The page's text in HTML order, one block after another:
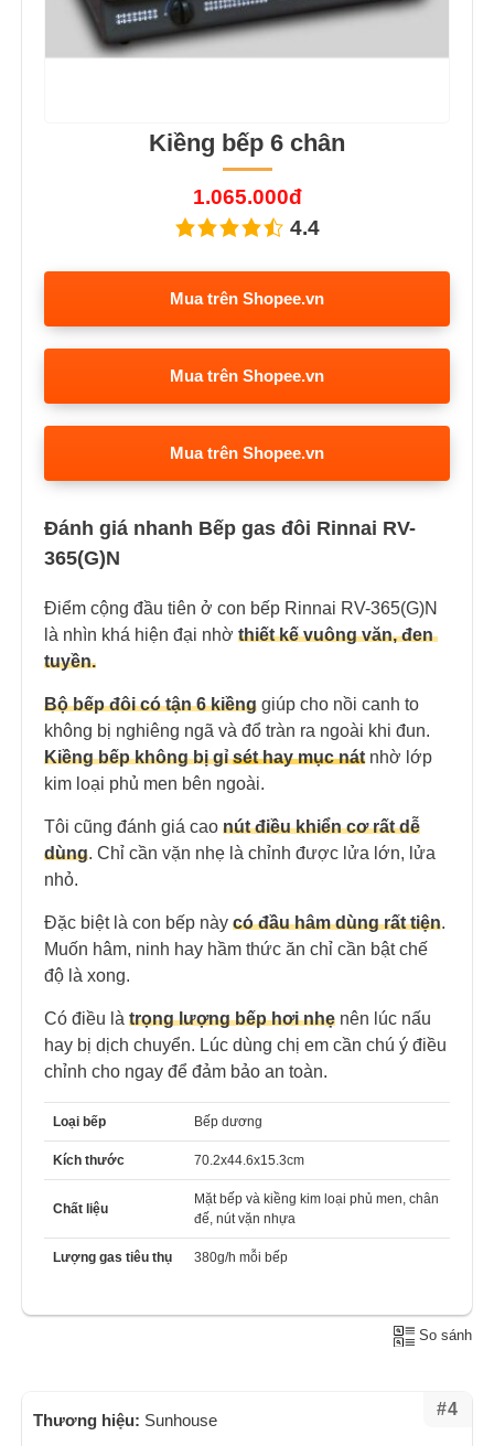
Kiềng bếp 6 chân
1.065.000đ
4.4
Mua trên Shopee.vn
Mua trên Shopee.vn
Mua trên Shopee.vn
Đánh giá nhanh Bếp gas đôi Rinnai RV-
365(G)N
Điểm cộng đầu tiên ở con bếp Rinnai RV-365(G)N
là nhìn khá hiện đại nhờ thiết kế vuông văn, đen
tuyền.
Bộ bếp đôi có tận 6 kiềng giúp cho nồi canh to
không bị nghiêng ngã và đổ tràn ra ngoài khi đun.
Kiềng bếp không bị gỉséthay mục nát nhờ lớp
kim loại phủ men bên ngoài.
Tôi cũng đánh giá cao nút điều khiển cơ rất dễ
dùng. Chỉ cần vặn nhẹ là chỉnh được lửa lớn, lửa
nhỏ.
Đặc biệt là con bếp này có đầu hâm dùng rất tiện.
Muốn hâm, ninh hay hầm thức ăn chỉ cần bật chế
độ là xong.
Có điều là trọng lượng bếp hơi nhẹ nên lúc nấu
hay bị dịch chuyển. Lúc dùng chị em cần chú ý điều
chỉnh cho ngay để đảm bảo an toàn.
Loại bếp Bếp dương
Kích thước 70.2x44.6x15.3cm
Chất liệu
Mặt bếp và kiềng kim loại phủ men, chân
đế, nút vặn nhựa
Lượng gas tiêu thụ 380g/h mỗi bếp
So sánh
#4
Thương hiệu: Sunhouse